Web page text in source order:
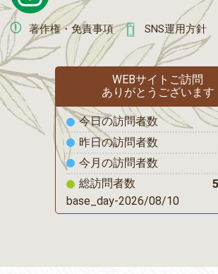
著作権・免責事項 SNS運用方針
WEBサイトご訪問
ありがとうございます